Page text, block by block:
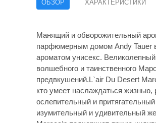
ОБЗОР ХАРАКТЕРИСТИКИ
Манящий и обворожительный
парфюмерным домом Andy Tauer
ароматом унисекс.
волшебного и таинственного
предвкушений.L`air Du Desert
кто умеет наслаждаться
ослепительный и
изумительный и удивительный